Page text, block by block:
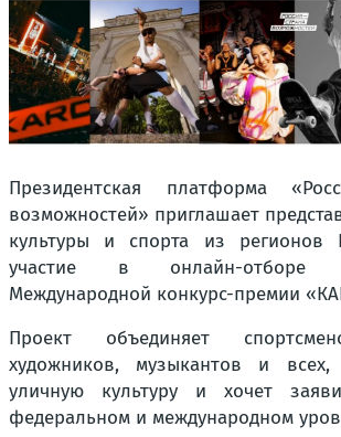
Президентская платформа
возможностей» приглашает
культуры и спорта из регионов
участие в онлайн-отборе
Международной конкурс-премии
Проект объединяет
художников, музыкантов и всех,
уличную культуру и хочет
федеральном и международном